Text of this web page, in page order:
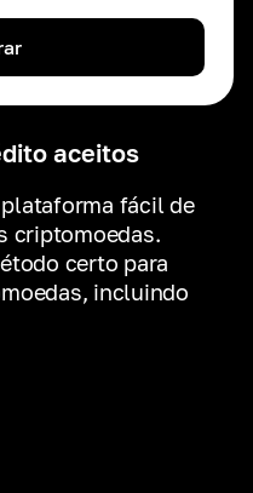
aceitos
fácil de
criptomoedas.
certo para
incluindo